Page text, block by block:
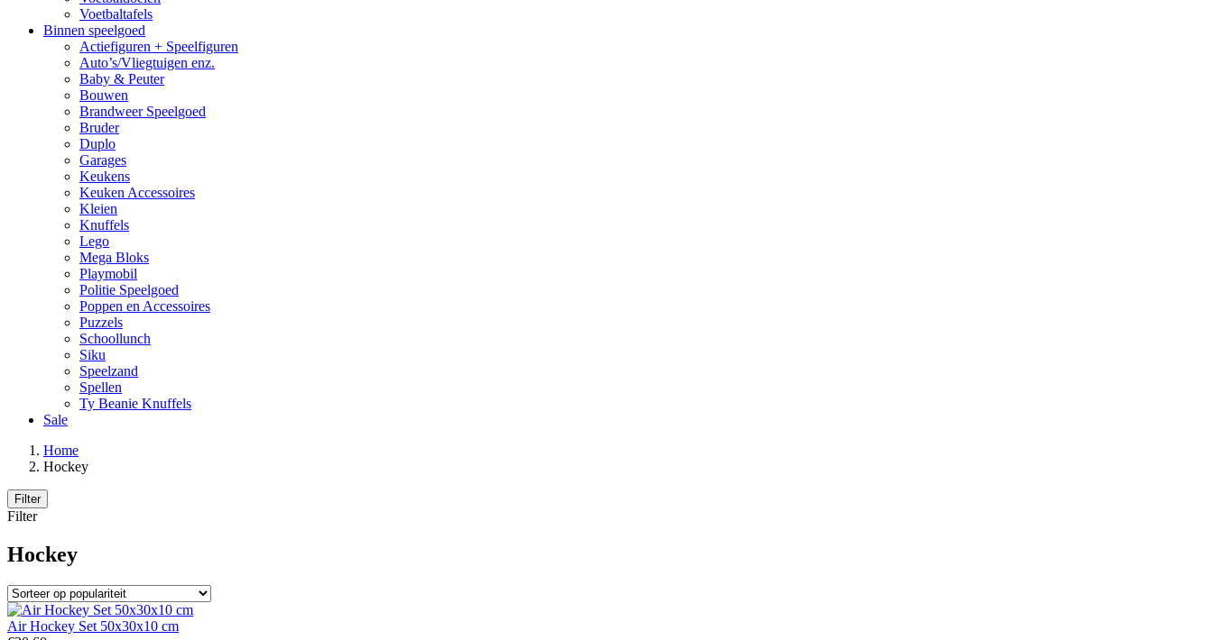
Voetbaltafels
Binnen speelgoed
Actiefiguren + Speelfiguren
Auto’s/Vliegtuigen enz.
Baby & Peuter
Bouwen
Brandweer Speelgoed
Bruder
Duplo
Garages
Keukens
Keuken Accessoires
Kleien
Knuffels
Lego
Mega Bloks
Playmobil
Politie Speelgoed
Poppen en Accessoires
Puzzels
Schoollunch
Siku
Speelzand
Spellen
Ty Beanie Knuffels
Sale
Home
Hockey
Filter
Filter
Hockey
Air Hockey Set 50x30x10 cm